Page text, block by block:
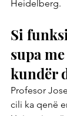
Heidelberg.
Si
supa
kundër
Profesor
cili ka qenë